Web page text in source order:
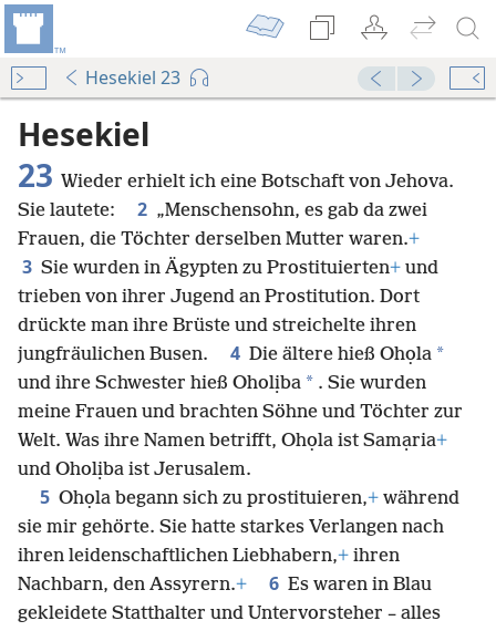
Hesekiel 23
Hesekiel
23 Wieder erhielt ich eine Botschaft von Jehova.
Sie lautete: 2 „Menschensohn, es gab da zwei
Frauen, die Töchter derselben Mutter waren.+
3 Sie wurden in Ägypten zu Prostituierten+und
trieben von ihrer Jugend an Prostitution. Dort
drückte man ihre Brüste und streichelte ihren
jungfräulichen Busen. 4 Die ältere hieß Ohọla
und ihre Schwester hieß Oholịba * . Sie wurden
meine Frauen und brachten Söhne und Töchter zur
Welt. Was ihre Namen betrifft, Ohọla ist Samạria
und Oholịba ist Jerusalem.
5 Ohọla begann sich zu prostituieren,+während
sie mir gehörte. Sie hatte starkes Verlangen nach
ihren leidenschaftlichen Liebhabern,+ihren
Nachbarn, den Assyrern.+ 6 Es waren in Blau